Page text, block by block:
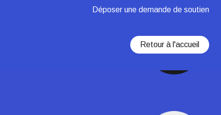
Déposer une demande de soutien
Retour à l'accueil